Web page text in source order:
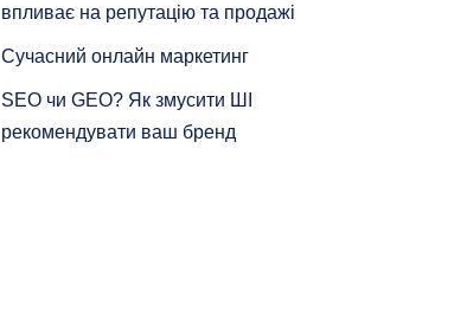
впливає на репутацію та продажі
Сучасний онлайн маркетинг
SEO чи GEO? Як змусити ШІ
рекомендувати ваш бренд